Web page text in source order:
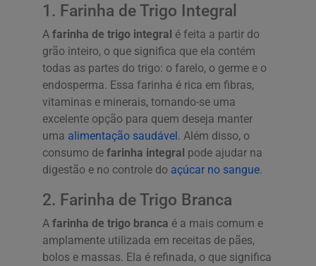
1. Farinha de Trigo Integral
A farinha de trigo integral é feita a partir do
grão inteiro, o que significa que ela contém
todas as partes do trigo: o farelo, o germe e o
endosperma. Essa farinha é rica em fibras,
vitaminas e minerais, tornando-se uma
excelente opção para quem deseja manter
uma alimentação saudável. Além disso, o
consumo de farinha integral pode ajudar na
digestão e no controle do açúcar no sangue.
2. Farinha de Trigo Branca
A farinha de trigo branca é a mais comum e
amplamente utilizada em receitas de pães,
bolos e massas. Ela é refinada, o que significa